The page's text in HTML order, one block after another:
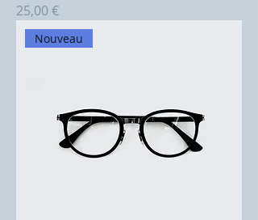
Prix
25,00 €
Nouveau